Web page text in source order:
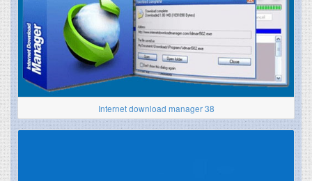
Internet download manager 38